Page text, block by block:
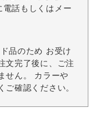
話もしくはメー
品のため お受け
文完了後に、ご注
せん。 カラーや
確認ください。